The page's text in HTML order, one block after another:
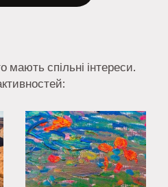
мають спільні інтереси.